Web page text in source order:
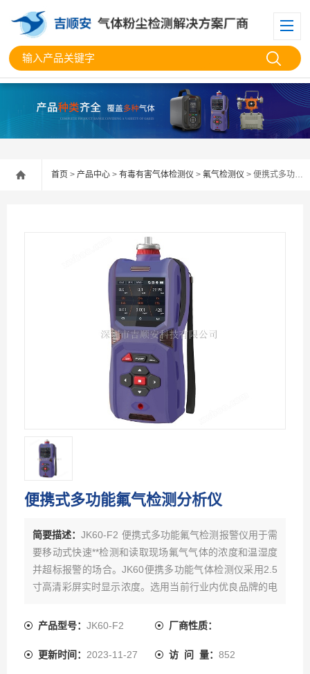
首页 > 产品中心 > 有毒有害气体检测仪 > 氟气检测仪 > 便携式多功能氟气检测分析仪
便携式多功能氟气检测分析仪
简要描述：JK60-F2 便携式多功能氟气检测报警仪用于需
要移动式快速**检测和读取现场氟气气体的浓度和温湿度
并超标报警的场合。JK60便携多功能气体检测仪采用2.5
寸高清彩屏实时显示浓度。选用当前行业内优良品牌的电
感器、瑞士高精度电容式数字温湿度传感器。JK60先进的
和外观**。JK60可以检测管道中或受限空间、大气环境中
产品型号： JK60-F2 厂商性质：
更新时间： 2023-11-27 访 问 量： 852